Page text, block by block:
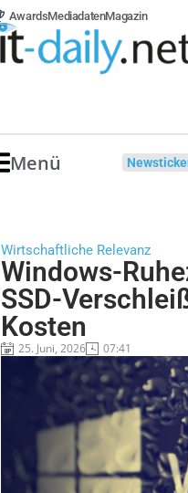
AwardsMediadatenMagazin
Menü
Wirtschaftliche Relevanz
Windows-
SSD-
Kosten
25. Juni, 2026 07:41